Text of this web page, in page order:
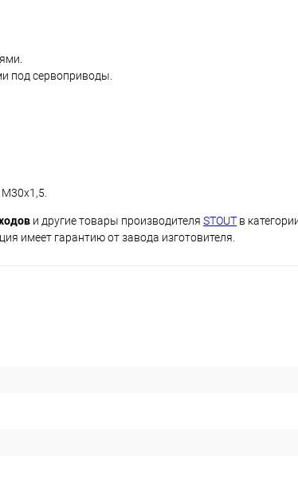
под сервоприводы.
М30х1,5.
и другие товары производителя STOUT в
имеет гарантию от завода изготовителя.